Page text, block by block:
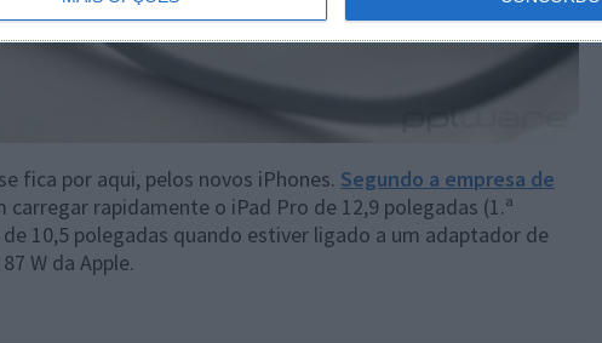
fica por aqui, pelos novos iPhones. Segundo a empresa de
rapidamente o iPad Pro de 12,9 polegadas (1.ª
10,5 polegadas quando estiver ligado a um adaptador de
W da Apple.